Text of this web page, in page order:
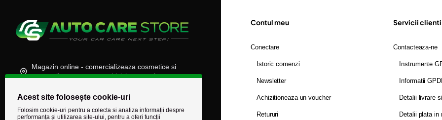
Magazin online - comercializeaza cosmetice si
accesorii auto, moto, atv, biciclete, camioane
(+40) 745 848 890
comenzi@autocarestore.ro
Contul meu
Conectare
Istoric comenzi
Newsletter
Achizitioneaza un voucher
Retururi
Servicii clienti
Contacteaza-ne
Instrumente
Informatii
Detalii livrare
Detalii plata in
Acest site folosește cookie-uri
Folosim cookie-uri pentru a colecta si analiza informații despre
performanța și utilizarea site-ului, pentru a oferi funcții